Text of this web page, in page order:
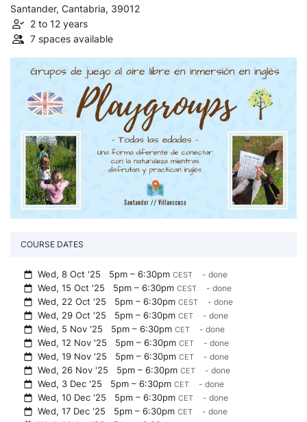
Santander, Cantabria, 39012
2 to 12 years
7 spaces available
COURSE DATES
Wed, 8 Oct '25 5pm – 6:30pmCEST - done
Wed, 15 Oct '25 5pm – 6:30pmCEST - done
Wed, 22 Oct '25 5pm – 6:30pmCEST - done
Wed, 29 Oct '25 5pm – 6:30pmCET - done
Wed, 5 Nov '25 5pm – 6:30pmCET - done
Wed, 12 Nov '25 5pm – 6:30pmCET - done
Wed, 19 Nov '25 5pm – 6:30pmCET - done
Wed, 26 Nov '25 5pm – 6:30pmCET - done
Wed, 3 Dec '25 5pm – 6:30pmCET - done
Wed, 10 Dec '25 5pm – 6:30pmCET - done
Wed, 17 Dec '25 5pm – 6:30pmCET - done